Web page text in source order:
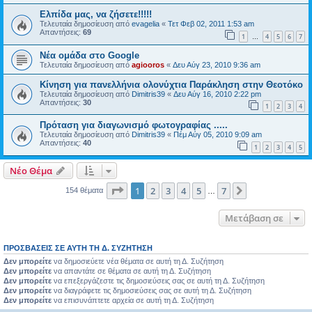
Ελπίδα μας, να ζήσετε!!!!!
Τελευταία δημοσίευση από evagelia « Τετ Φεβ 02, 2011 1:53 am
Απαντήσεις: 69 1 … 4 5 6 7
Νέα ομάδα στο Google
Τελευταία δημοσίευση από agiooros « Δευ Αύγ 23, 2010 9:36 am
Κίνηση για πανελλήνια ολονύχτια Παράκληση στην Θεοτόκο
Τελευταία δημοσίευση από Dimitris39 « Δευ Αύγ 16, 2010 2:22 pm
Απαντήσεις: 30 1 2 3 4
Πρόταση για διαγωνισμό φωτογραφίας .....
Τελευταία δημοσίευση από Dimitris39 « Πέμ Αύγ 05, 2010 9:09 am
Απαντήσεις: 40 1 2 3 4 5
Νέο Θέμα
154 θέματα Σελίδα από7
1 2 3 4 5 7
Μετάβαση σε
ΠΡΟΣΒΆΣΕΙΣ ΣΕ ΑΥΤΉ ΤΗ Δ. ΣΥΖΉΤΗΣΗ
Δεν μπορείτε να δημοσιεύετε νέα θέματα σε αυτή τη Δ. Συζήτηση
Δεν μπορείτε να απαντάτε σε θέματα σε αυτή τη Δ. Συζήτηση
Δεν μπορείτε να επεξεργάζεστε τις δημοσιεύσεις σας σε αυτή τη Δ. Συζήτηση
Δεν μπορείτε να διαγράφετε τις δημοσιεύσεις σας σε αυτή τη Δ. Συζήτηση
Δεν μπορείτε να επισυνάπτετε αρχεία σε αυτή τη Δ. Συζήτηση